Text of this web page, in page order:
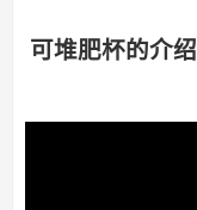
可堆肥杯的介绍